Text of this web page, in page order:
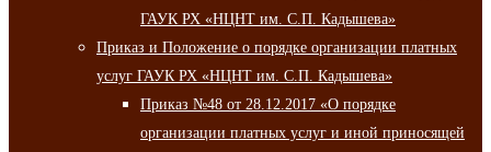
ГАУК РХ «НЦНТ им. С.П. Кадышева»
Приказ и Положение о порядке организации платных
услуг ГАУК РХ «НЦНТ им. С.П. Кадышева»
Приказ №48 от 28.12.2017 «О порядке
организации платных услуг и иной приносящей